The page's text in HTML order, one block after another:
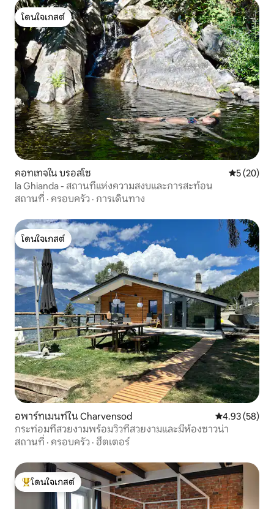
โดนใจเกสต์
โดนใจเกสต์
คอทเทจใน บรอสโซ คะแนนเฉลี่
5 (20)
la Ghianda - สถานที่แห่งความสงบและการสะท้อน
สถานที่ · ครอบครัว · การเดินทาง
โดนใจเกสต์
โดนใจเกสต์
อพาร์ทเมนท์ใน Charvensod คะแนนเฉลี่ย
4.93 (58)
กระท่อมที่สวยงามพร้อมวิวที่สวยงามและมีห้องซาวน่า
สถานที่ · ครอบครัว · ฮีตเตอร์
โดนใจเกสต์ที่สุด
โดนใจเกสต์